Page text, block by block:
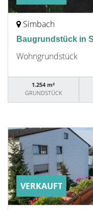
Simbach
Baugrundstück in
Wohngrundstück
1.254 m²
GRUNDSTÜCK
VERKAUFT